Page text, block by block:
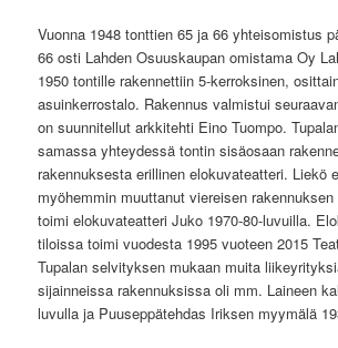
Vuonna 1948 tonttien 65 ja 66 yhteisomistus
66 osti Lahden Osuuskaupan omistama Oy
1950 tontille rakennettiin 5-kerroksinen,
asuinkerrostalo. Rakennus valmistui
on suunnitellut arkkitehti Eino Tuompo.
samassa yhteydessä tontin sisäosaan
rakennuksesta erillinen elokuvateatteri. Liekö
myöhemmin muuttanut viereisen
toimi elokuvateatteri Juko 1970-80-luvuilla.
tiloissa toimi vuodesta 1995 vuoteen 2015
Tupalan selvityksen mukaan muita
sijainneissa rakennuksissa oli mm. Laineen
luvulla ja Puuseppätehdas Iriksen myymälä